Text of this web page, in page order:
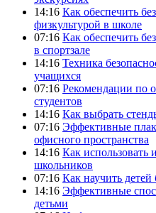
14:16 Как обеспечить
физкультурой в школе
07:16 Как обеспечить
в спортзале
14:16 Техника
учащихся
07:16 Рекомендации по
студентов
14:16 Как выбрать
07:16 Эффективные
офисного пространства
14:16 Как
школьников
07:16 Как научить
14:16 Эффективные
детьми